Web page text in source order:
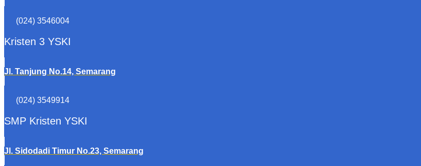
(024) 3546004
Kristen 3 YSKI
Jl. Tanjung No.14, Semarang
(024) 3549914
SMP Kristen YSKI
Jl. Sidodadi Timur No.23, Semarang